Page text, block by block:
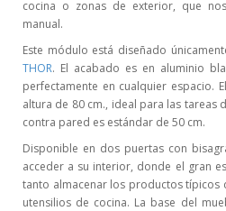
cocina o zonas de exterior, que
manual.
Este módulo está diseñado
THOR. El acabado es en aluminio
perfectamente en cualquier espacio.
altura de 80 cm., ideal para las tareas
contra pared es estándar de 50 cm.
Disponible en dos puertas con
acceder a su interior, donde el gran
tanto almacenar los productos típicos
utensilios de cocina. La base del